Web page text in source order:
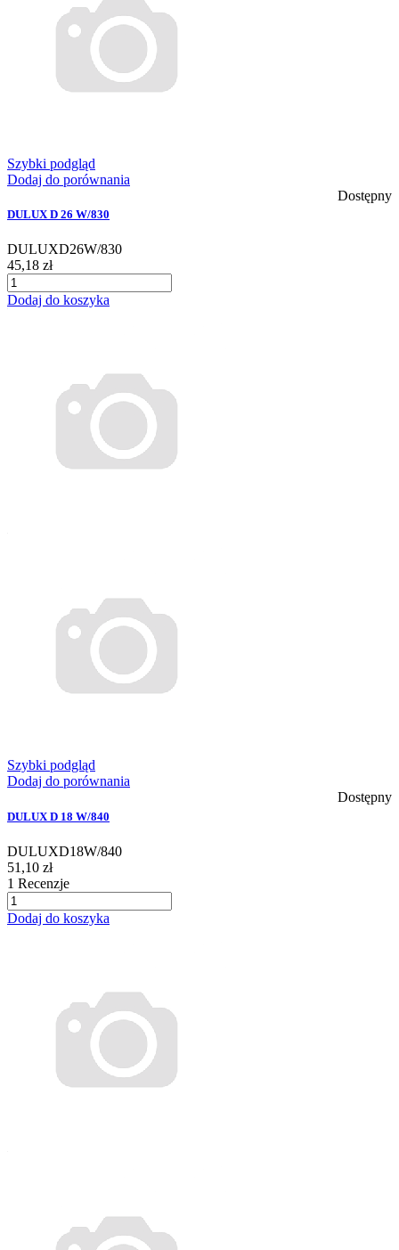
Szybki podgląd
Dodaj do porównania
Dostępny
DULUX D 26 W/830
DULUXD26W/830
45,18 zł
Dodaj do koszyka
Szybki podgląd
Dodaj do porównania
Dostępny
DULUX D 18 W/840
DULUXD18W/840
51,10 zł
1 Recenzje
Dodaj do koszyka